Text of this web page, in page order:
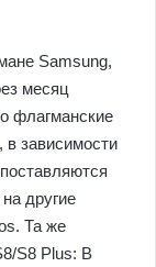
флагманские
зависимости
другие
Та же
S8 Plus: В